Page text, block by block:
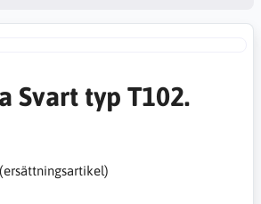
Svart typ T102.